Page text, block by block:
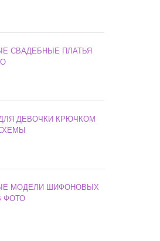
СВАДЕБНЫЕ ПЛАТЬЯ
ДЕВОЧКИ КРЮЧКОМ
МОДЕЛИ ШИФОНОВЫХ
ФОТО